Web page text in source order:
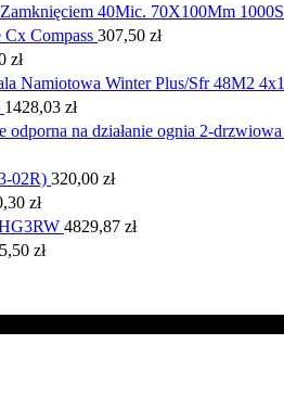
40Mic. 70X100Mm
Cx Compass 307,50 zł
zł
Namiotowa Winter Plus/Sfr 48M2
1428,03 zł
odporna na działanie ognia 2-
02R) 320,00 zł
zł
4829,87 zł
zł